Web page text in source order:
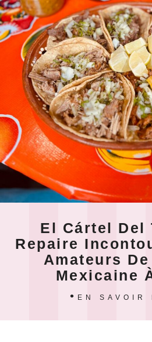
El Cártel Del
Repaire
Amateurs
Mexicaine
EN SAVOIR